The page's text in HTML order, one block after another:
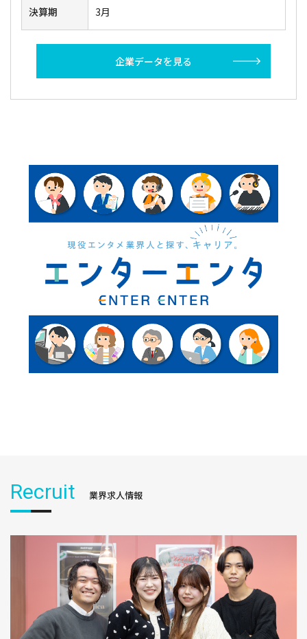
決算期 3月
企業データを見る
Recruit 業界求人情報